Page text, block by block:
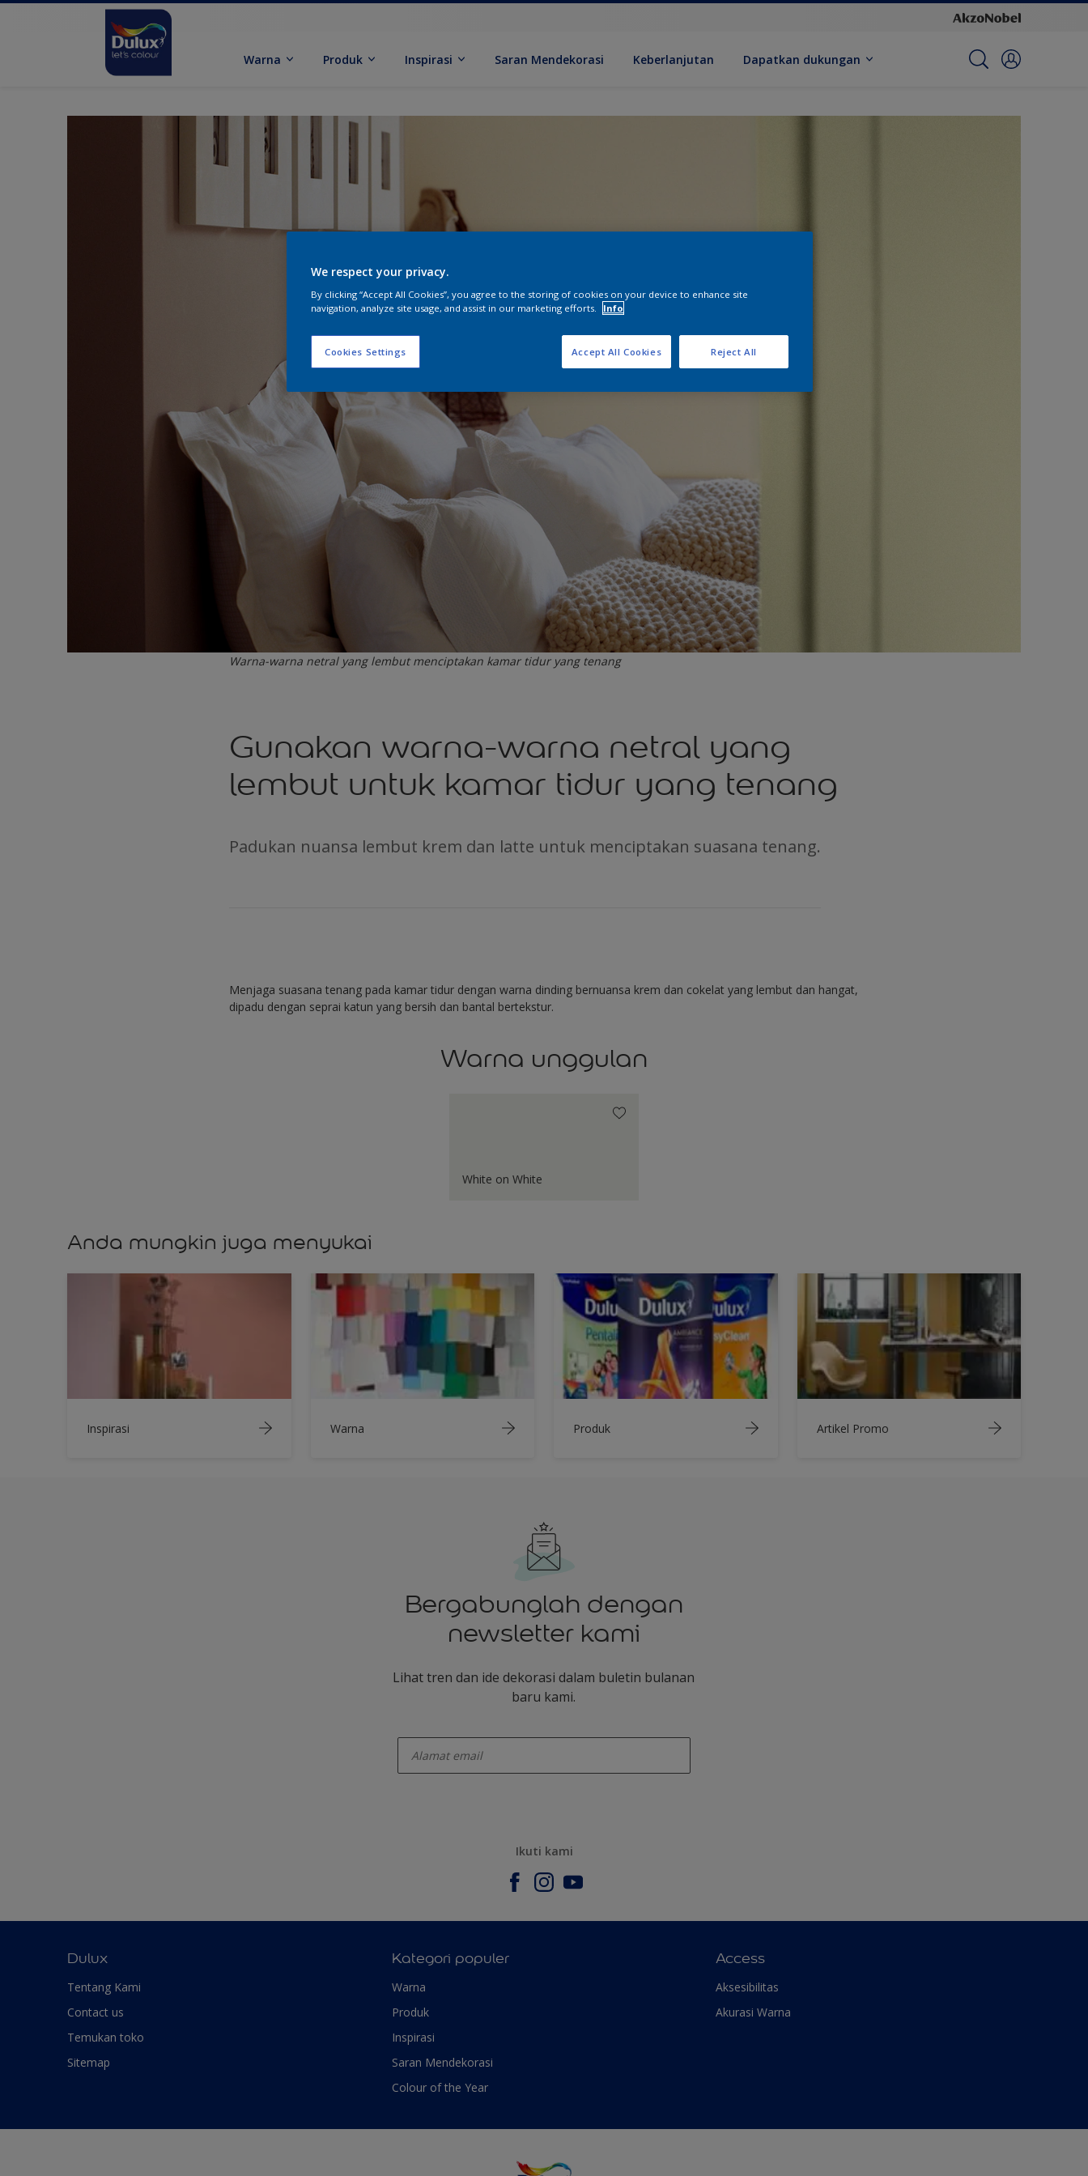
Warna Produk Inspirasi Saran Mendekorasi Keberlanjutan Dapatkan dukungan
Warna-warna netral yang lembut menciptakan kamar tidur yang tenang
Gunakan warna-warna netral yang
lembut untuk kamar tidur yang tenang
Padukan nuansa lembut krem dan latte untuk menciptakan suasana tenang.
Menjaga suasana tenang pada kamar tidur dengan warna dinding bernuansa krem dan cokelat yang lembut dan hangat,
dipadu dengan seprai katun yang bersih dan bantal bertekstur.
Warna unggulan
White on White
Anda mungkin juga menyukai
Inspirasi Warna Produk Artikel Promo
Bergabunglah dengan
newsletter kami
Lihat tren dan ide dekorasi dalam buletin bulanan
baru kami.
Ikuti kami
Dulux
Tentang Kami
Contact us
Temukan toko
Sitemap
Kategori populer
Warna
Produk
Inspirasi
Saran Mendekorasi
Colour of the Year
Access
Aksesibilitas
Akurasi Warna
We respect your privacy.
By clicking “Accept All Cookies”, you agree to the storing of cookies on your device to enhance site
navigation, analyze site usage, and assist in our marketing efforts.
Info
Cookies Settings Reject All
Accept All Cookies